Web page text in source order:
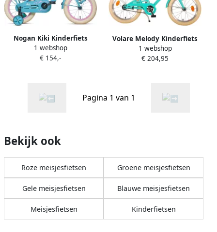
Nogan Kiki Kinderfiets
Meisjesfiets 12 inch
Turquoise
1 webshop
€ 154,-
Volare Melody Kinderfiets
Meisjes 16 inch Turquoise
Prime Collection
1 webshop
€ 204,95
Pagina 1 van 1
Bekijk ook
Roze meisjesfietsen Groene meisjesfietsen
Gele meisjesfietsen Blauwe meisjesfietsen
Meisjesfietsen Kinderfietsen